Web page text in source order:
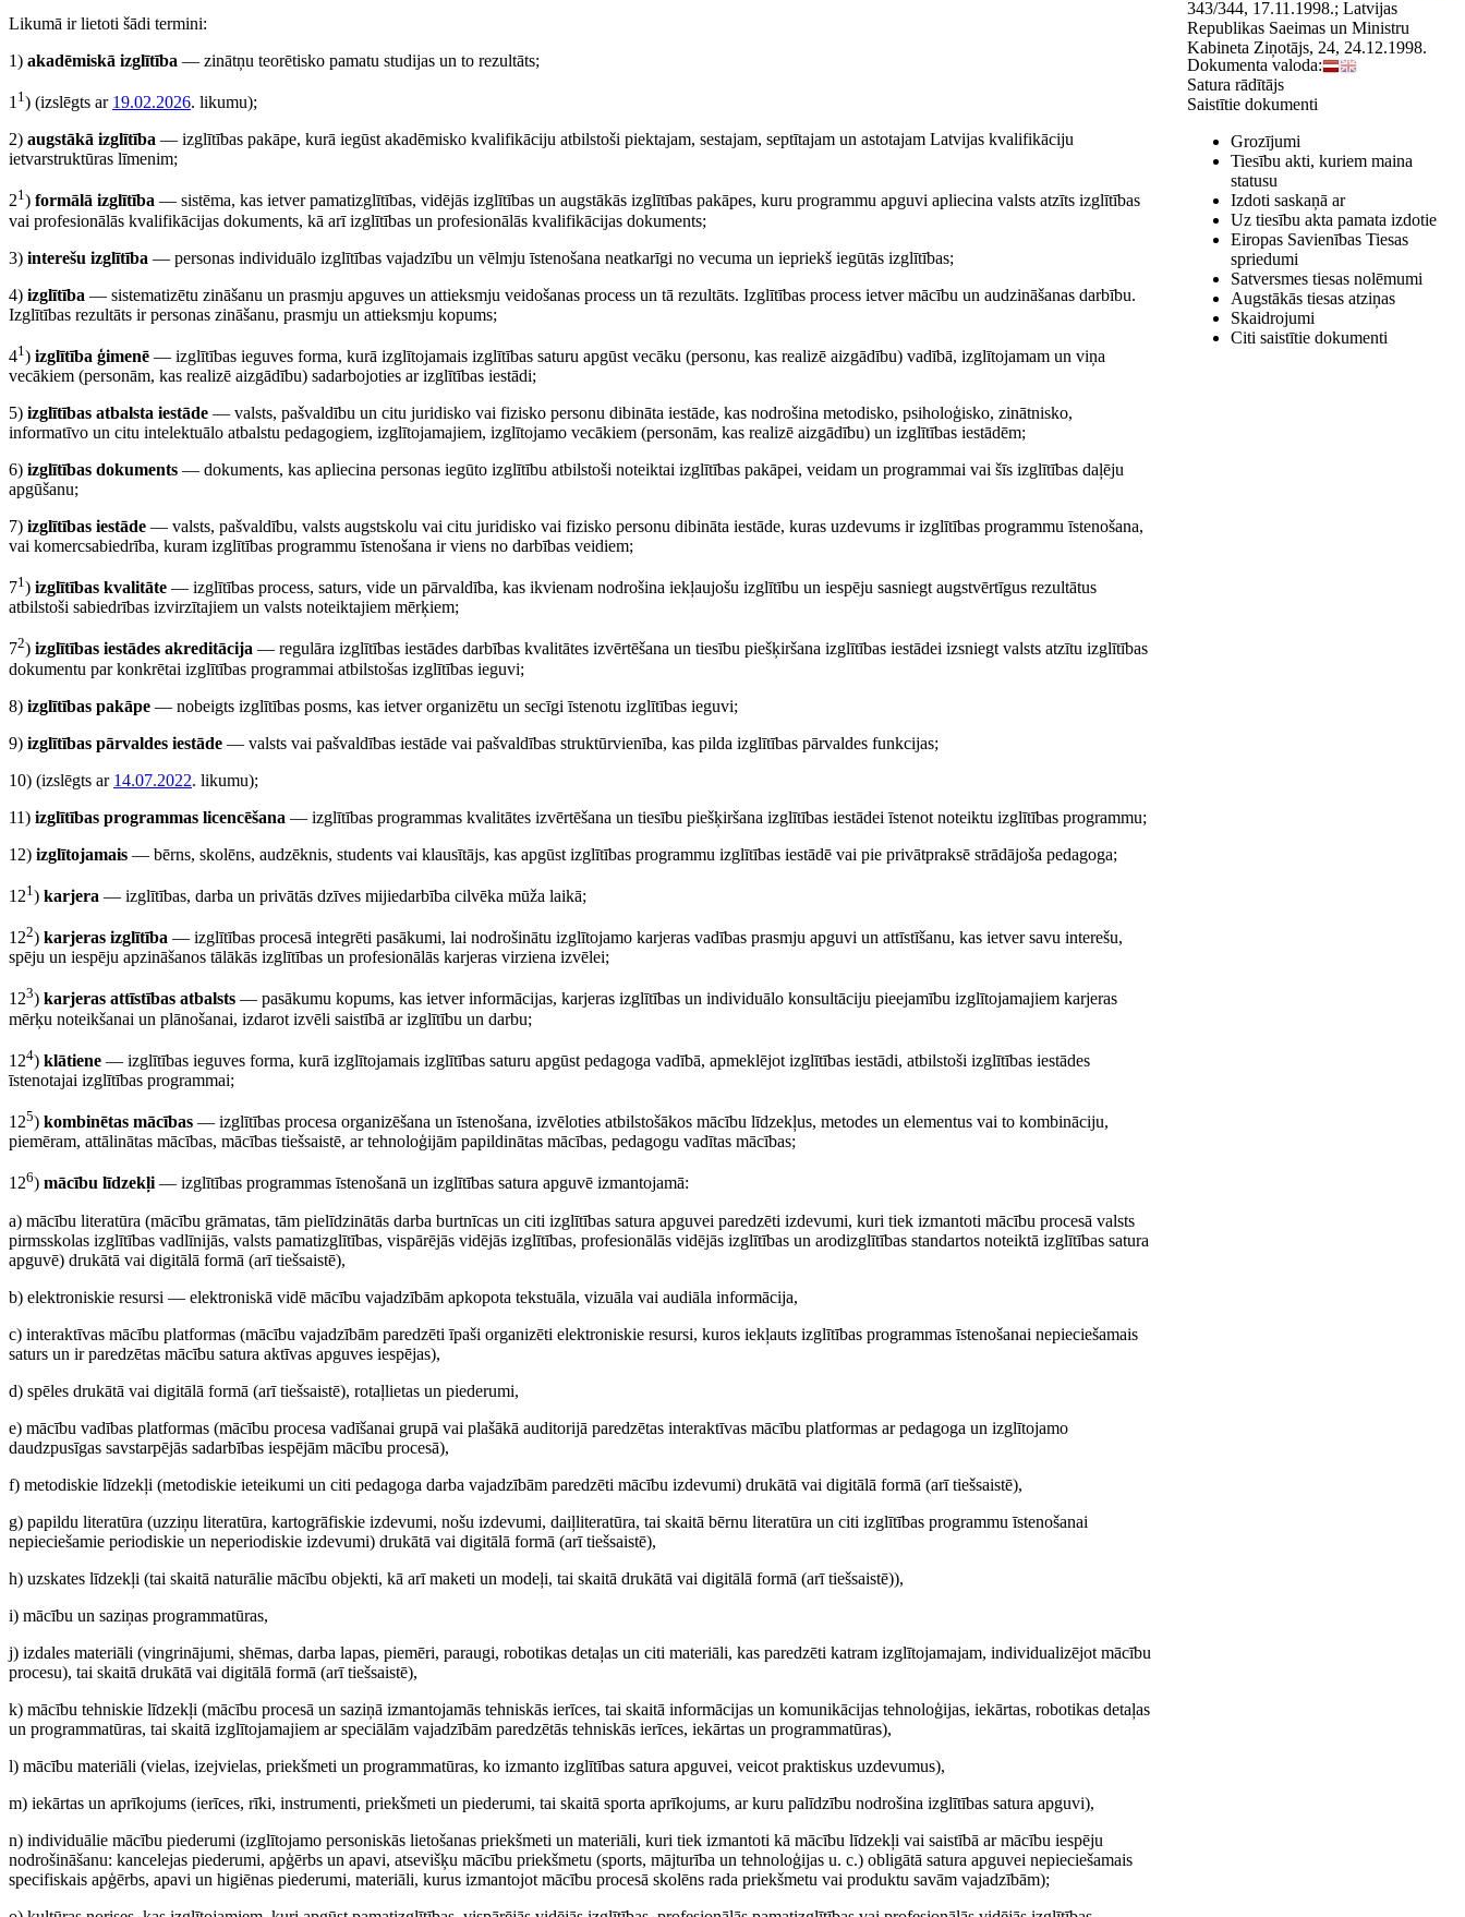
Likumā ir lietoti šādi termini:
1) akadēmiskā izglītība — zinātņu teorētisko pamatu studijas un to rezultāts;
1 1) (izslēgts ar 19.02.2026. likumu);
2) augstākā izglītība — izglītības pakāpe, kurā iegūst akadēmisko kvalifikāciju atbilstoši piektajam, sestajam, septītajam un astotajam Latvijas kvalifikāciju
ietvarstruktūras līmenim;
21) formālā izglītība — sistēma, kas ietver pamatizglītības, vidējās izglītības un augstākās izglītības pakāpes, kuru programmu apguvi apliecina valsts atzīts izglītības
vai profesionālās kvalifikācijas dokuments, kā arī izglītības un profesionālās kvalifikācijas dokuments;
3) interešu izglītība — personas individuālo izglītības vajadzību un vēlmju īstenošana neatkarīgi no vecuma un iepriekš iegūtās izglītības;
4) izglītība — sistematizētu zināšanu un prasmju apguves un attieksmju veidošanas process un tā rezultāts. Izglītības process ietver mācību un audzināšanas darbību.
Izglītības rezultāts ir personas zināšanu, prasmju un attieksmju kopums;
41 ) izglītība ģimenē — izglītības ieguves forma, kurā izglītojamais izglītības saturu apgūst vecāku (personu, kas realizē aizgādību) vadībā, izglītojamam un viņa
vecākiem (personām, kas realizē aizgādību) sadarbojoties ar izglītības iestādi;
5) izglītības atbalsta iestāde — valsts, pašvaldību un citu juridisko vai fizisko personu dibināta iestāde, kas nodrošina metodisko, psiholoģisko, zinātnisko,
informatīvo un citu intelektuālo atbalstu pedagogiem, izglītojamajiem, izglītojamo vecākiem (personām, kas realizē aizgādību) un izglītības iestādēm;
6) izglītības dokuments — dokuments, kas apliecina personas iegūto izglītību atbilstoši noteiktai izglītības pakāpei, veidam un programmai vai šīs izglītības daļēju
apgūšanu;
7) izglītības iestāde — valsts, pašvaldību, valsts augstskolu vai citu juridisko vai fizisko personu dibināta iestāde, kuras uzdevums ir izglītības programmu īstenošana,
vai komercsabiedrība, kuram izglītības programmu īstenošana ir viens no darbības veidiem;
71 ) izglītības kvalitāte — izglītības process, saturs, vide un pārvaldība, kas ikvienam nodrošina iekļaujošu izglītību un iespēju sasniegt augstvērtīgus rezultātus
atbilstoši sabiedrības izvirzītajiem un valsts noteiktajiem mērķiem;
72) izglītības iestādes akreditācija — regulāra izglītības iestādes darbības kvalitātes izvērtēšana un tiesību piešķiršana izglītības iestādei izsniegt valsts atzītu izglītības
dokumentu par konkrētai izglītības programmai atbilstošas izglītības ieguvi;
8) izglītības pakāpe — nobeigts izglītības posms, kas ietver organizētu un secīgi īstenotu izglītības ieguvi;
9) izglītības pārvaldes iestāde — valsts vai pašvaldības iestāde vai pašvaldības struktūrvienība, kas pilda izglītības pārvaldes funkcijas;
10) (izslēgts ar 14.07.2022. likumu);
11) izglītības programmas licencēšana — izglītības programmas kvalitātes izvērtēšana un tiesību piešķiršana izglītības iestādei īstenot noteiktu izglītības programmu;
12) izglītojamais — bērns, skolēns, audzēknis, students vai klausītājs, kas apgūst izglītības programmu izglītības iestādē vai pie privātpraksē strādājoša pedagoga;
121 ) karjera — izglītības, darba un privātās dzīves mijiedarbība cilvēka mūža laikā;
122) karjeras izglītība — izglītības procesā integrēti pasākumi, lai nodrošinātu izglītojamo karjeras vadības prasmju apguvi un attīstīšanu, kas ietver savu interešu,
spēju un iespēju apzināšanos tālākās izglītības un profesionālās karjeras virziena izvēlei;
123) karjeras attīstības atbalsts — pasākumu kopums, kas ietver informācijas, karjeras izglītības un individuālo konsultāciju pieejamību izglītojamajiem karjeras
mērķu noteikšanai un plānošanai, izdarot izvēli saistībā ar izglītību un darbu;
124) klātiene — izglītības ieguves forma, kurā izglītojamais izglītības saturu apgūst pedagoga vadībā, apmeklējot izglītības iestādi, atbilstoši izglītības iestādes
īstenotajai izglītības programmai;
125) kombinētas mācības — izglītības procesa organizēšana un īstenošana, izvēloties atbilstošākos mācību līdzekļus, metodes un elementus vai to kombināciju,
piemēram, attālinātas mācības, mācības tiešsaistē, ar tehnoloģijām papildinātas mācības, pedagogu vadītas mācības;
126) mācību līdzekļi— izglītības programmas īstenošanā un izglītības satura apguvē izmantojamā:
a) mācību literatūra (mācību grāmatas, tām pielīdzinātās darba burtnīcas un citi izglītības satura apguvei paredzēti izdevumi, kuri tiek izmantoti mācību procesā valsts
pirmsskolas izglītības vadlīnijās, valsts pamatizglītības, vispārējās vidējās izglītības, profesionālās vidējās izglītības un arodizglītības standartos noteiktā izglītības satura
apguvē) drukātā vai digitālā formā (arī tiešsaistē),
b) elektroniskie resursi — elektroniskā vidē mācību vajadzībām apkopota tekstuāla, vizuāla vai audiāla informācija,
c) interaktīvas mācību platformas (mācību vajadzībām paredzēti īpaši organizēti elektroniskie resursi, kuros iekļauts izglītības programmas īstenošanai nepieciešamais
saturs un ir paredzētas mācību satura aktīvas apguves iespējas),
d) spēles drukātā vai digitālā formā (arī tiešsaistē), rotaļlietas un piederumi,
e) mācību vadības platformas (mācību procesa vadīšanai grupā vai plašākā auditorijā paredzētas interaktīvas mācību platformas ar pedagoga un izglītojamo
daudzpusīgas savstarpējās sadarbības iespējām mācību procesā),
f) metodiskie līdzekļi (metodiskie ieteikumi un citi pedagoga darba vajadzībām paredzēti mācību izdevumi) drukātā vai digitālā formā (arī tiešsaistē),
g) papildu literatūra (uzziņu literatūra, kartogrāfiskie izdevumi, nošu izdevumi, daiļliteratūra, tai skaitā bērnu literatūra un citi izglītības programmu īstenošanai
nepieciešamie periodiskie un neperiodiskie izdevumi) drukātā vai digitālā formā (arī tiešsaistē),
h) uzskates līdzekļi (tai skaitā naturālie mācību objekti, kā arī maketi un modeļi, tai skaitā drukātā vai digitālā formā (arī tiešsaistē)),
i) mācību un saziņas programmatūras,
j) izdales materiāli (vingrinājumi, shēmas, darba lapas, piemēri, paraugi, robotikas detaļas un citi materiāli, kas paredzēti katram izglītojamajam, individualizējot mācību
procesu), tai skaitā drukātā vai digitālā formā (arī tiešsaistē),
k) mācību tehniskie līdzekļi (mācību procesā un saziņā izmantojamās tehniskās ierīces, tai skaitā informācijas un komunikācijas tehnoloģijas, iekārtas, robotikas detaļas
un programmatūras, tai skaitā izglītojamajiem ar speciālām vajadzībām paredzētās tehniskās ierīces, iekārtas un programmatūras),
l) mācību materiāli (vielas, izejvielas, priekšmeti un programmatūras, ko izmanto izglītības satura apguvei, veicot praktiskus uzdevumus),
m) iekārtas un aprīkojums (ierīces, rīki, instrumenti, priekšmeti un piederumi, tai skaitā sporta aprīkojums, ar kuru palīdzību nodrošina izglītības satura apguvi),
n) individuālie mācību piederumi (izglītojamo personiskās lietošanas priekšmeti un materiāli, kuri tiek izmantoti kā mācību līdzekļi vai saistībā ar mācību iespēju
nodrošināšanu: kancelejas piederumi, apģērbs un apavi, atsevišķu mācību priekšmetu (sports, mājturība un tehnoloģijas u. c.) obligātā satura apguvei nepieciešamais
specifiskais apģērbs, apavi un higiēnas piederumi, materiāli, kurus izmantojot mācību procesā skolēns rada priekšmetu vai produktu savām vajadzībām);
343/344, 17.11.1998.; Latvijas
Republikas Saeimas un Ministru
Kabineta Ziņotājs, 24, 24.12.1998.
Dokumenta valoda:
Satura rādītājs
Saistītie dokumenti
Grozījumi
Tiesību akti, kuriem maina
statusu
Izdoti saskaņā ar
Uz tiesību akta pamata izdotie
Eiropas Savienības Tiesas
spriedumi
Satversmes tiesas nolēmumi
Augstākās tiesas atziņas
Skaidrojumi
Citi saistītie dokumenti